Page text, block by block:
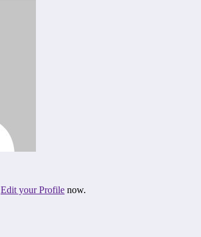
Edit your Profile now.